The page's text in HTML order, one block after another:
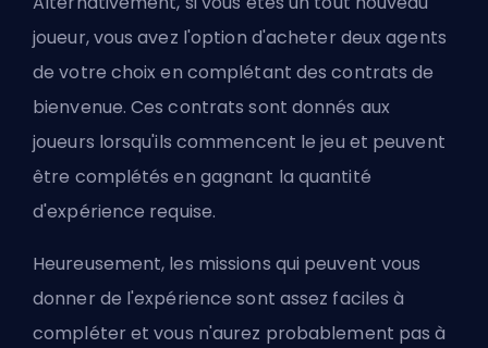
joueur, vous avez l'option d'acheter deux agents
de votre choix en complétant des contrats de
bienvenue. Ces contrats sont donnés aux
joueurs lorsqu'ils commencent le jeu et peuvent
être complétés en gagnant la quantité
d'expérience requise.
Heureusement, les missions qui peuvent vous
donner de l'expérience sont assez faciles à
compléter et vous n'aurez probablement pas à